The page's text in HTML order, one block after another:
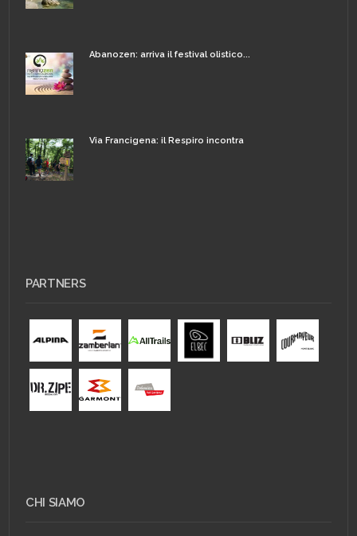
Abanozen: arriva il festival olistico...
Via Francigena: il Respiro incontra
PARTNERS
CHI SIAMO